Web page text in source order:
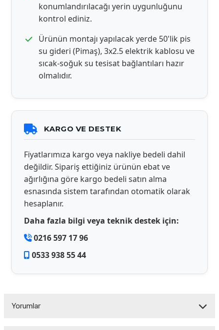
konumlandırılacağı yerin uygunluğunu
kontrol ediniz.
Ürünün montajı yapılacak yerde 50'lik pis
su gideri (Pimaş), 3x2.5 elektrik kablosu ve
sıcak-soğuk su tesisat bağlantıları hazır
olmalıdır.
KARGO VE DESTEK
Fiyatlarımıza kargo veya nakliye bedeli dahil
değildir. Sipariş ettiğiniz ürünün ebat ve
ağırlığına göre kargo bedeli satın alma
esnasında sistem tarafından otomatik olarak
hesaplanır.
Daha fazla bilgi veya teknik destek için:
0216 597 17 96
0533 938 55 44
Yorumlar